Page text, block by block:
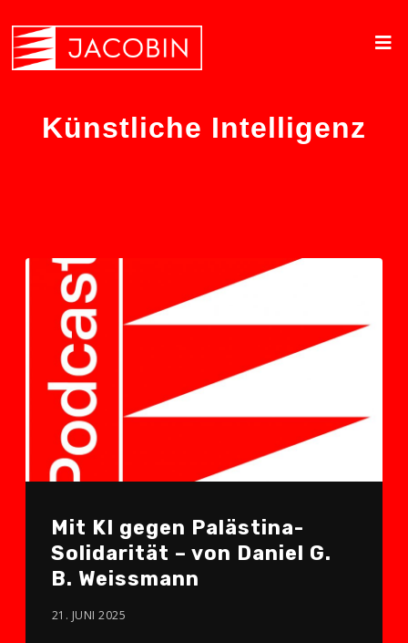
Künstliche Intelligenz
Mit KI gegen Palästina-
Solidarität – von Daniel G.
B. Weissmann
21. JUNI 2025